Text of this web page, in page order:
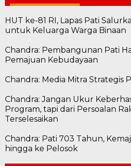
HUT ke-81 RI, Lapas Pati
untuk Keluarga Warga Binaan
Chandra: Pembangunan Pati
Pemajuan Kebudayaan
Chandra: Media Mitra Strategis
Chandra: Jangan Ukur
Program, tapi dari Persoalan
Terselesaikan
Chandra: Pati 703 Tahun,
hingga ke Pelosok